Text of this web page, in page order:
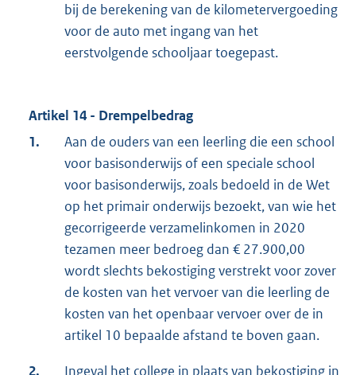
bij de berekening van de kilometervergoeding
voor de auto met ingang van het
eerstvolgende schooljaar toegepast.
Artikel 14 - Drempelbedrag
1.
Aan de ouders van een leerling die een school
voor basisonderwijs of een speciale school
voor basisonderwijs, zoals bedoeld in de Wet
op het primair onderwijs bezoekt, van wie het
gecorrigeerde verzamelinkomen in 2020
tezamen meer bedroeg dan € 27.900,00
wordt slechts bekostiging verstrekt voor zover
de kosten van het vervoer van die leerling de
kosten van het openbaar vervoer over de in
artikel 10 bepaalde afstand te boven gaan.
2. Ingeval het college in plaats van bekostiging in